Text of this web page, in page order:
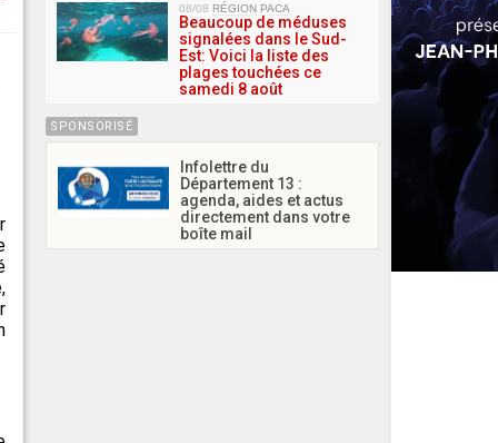
08/08 RÉGION PACA
Beaucoup de méduses
signalées dans le Sud-
Est: Voici la liste des
plages touchées ce
samedi 8 août
SPONSORISÉ
Infolettre du
Département 13 :
agenda, aides et actus
directement dans votre
boîte mail